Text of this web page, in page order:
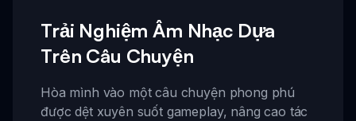
Trải Nghiệm Âm Nhạc Dựa
Trên Câu Chuyện
Hòa mình vào một câu chuyện phong phú
được dệt xuyên suốt gameplay, nâng cao tác